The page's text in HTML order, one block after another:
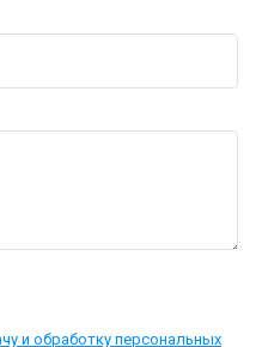
и обработку персональных